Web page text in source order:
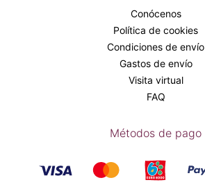
Conócenos
Política de cookies
Condiciones de envío
Gastos de envío
Visita virtual
FAQ
Métodos de pago